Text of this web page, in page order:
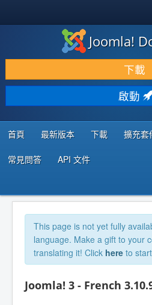
下載 & 擴充
發現 & 學習
社群 & 支援
程式者資源
Joomla!
下載
啟動
首頁 最新版本 下載 擴充套
常見問答 API 文件
This page is not yet fully
language. Make a gift to your
translating it! Click here to
Joomla! 3 - French